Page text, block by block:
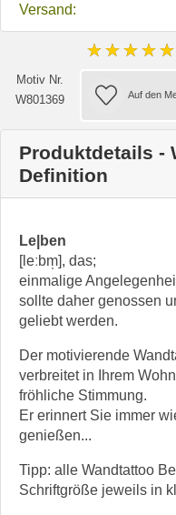
Versand:
★★★★★
Motiv Nr.
W801369
Produktdetails -
Definition
Le|ben
[leːbm̩], das;
einmalige
sollte daher genossen
geliebt werden.
Der motivierende
verbreitet in Ihrem
fröhliche Stimmung.
Er erinnert Sie immer
genießen...
Tipp: alle Wandtattoo
Schriftgröße jeweils in